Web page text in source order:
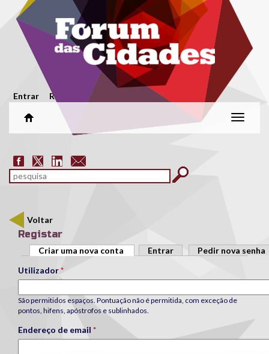
Passar para o conteúdo principal
Menu secundário
Entrar Registar
Alterar
Formulário de pesquisa
pesquisar
Voltar
Registar
Separadores primários
Criar uma nova conta (separador ativo)
Entrar
Pedir nova senha
Utilizador*
São permitidos espaços. Pontuação não é permitida, com exceção de
pontos, hifens, apóstrofos e sublinhados.
Endereço de email *